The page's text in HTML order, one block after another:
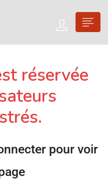
réservée
pour voir